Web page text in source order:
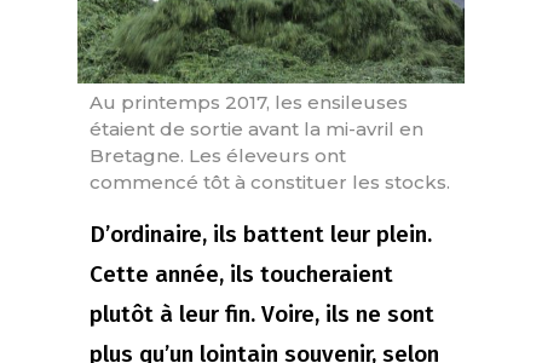
Au printemps 2017, les ensileuses
étaient de sortie avant la mi-avril en
Bretagne. Les éleveurs ont
commencé tôt à constituer les stocks.
D’ordinaire, ils battent leur plein.
Cette année, ils toucheraient
plutôt à leur fin. Voire, ils ne sont
plus qu’un lointain souvenir, selon